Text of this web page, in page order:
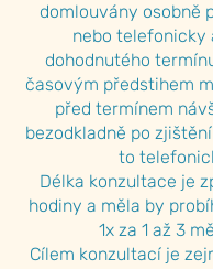
domlouvány osobně
nebo telefonicky
dohodnutého
časovým předstihem
před termínem
bezodkladně po
to
Délka konzultace je
hodiny a měla by
1x za 1 až 3
Cílem konzultací je